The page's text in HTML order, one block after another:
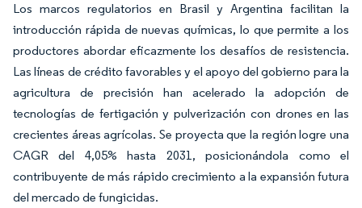
Los marcos regulatorios en Brasil y Argentina facilitan la
introducción rápida de nuevas químicas, lo que permite a los
productores abordar eficazmente los desafíos de resistencia.
Las líneas de crédito favorables y el apoyo del gobierno para la
agricultura de precisión han acelerado la adopción de
tecnologías de fertigación y pulverización con drones en las
crecientes áreas agrícolas. Se proyecta que la región logre una
CAGR del 4,05% hasta 2031, posicionándola como el
contribuyente de más rápido crecimiento a la expansión futura
del mercado de fungicidas.